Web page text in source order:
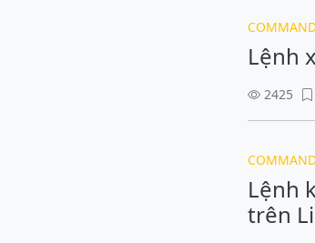
Lệnh
2425
Lệnh
trên